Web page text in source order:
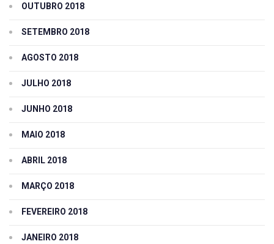
OUTUBRO 2018
SETEMBRO 2018
AGOSTO 2018
JULHO 2018
JUNHO 2018
MAIO 2018
ABRIL 2018
MARÇO 2018
FEVEREIRO 2018
JANEIRO 2018